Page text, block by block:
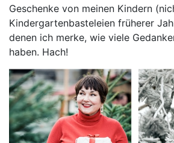
Geschenke von meinen Kindern
Kindergartenbasteleien früherer
denen ich merke, wie viele
haben. Hach!